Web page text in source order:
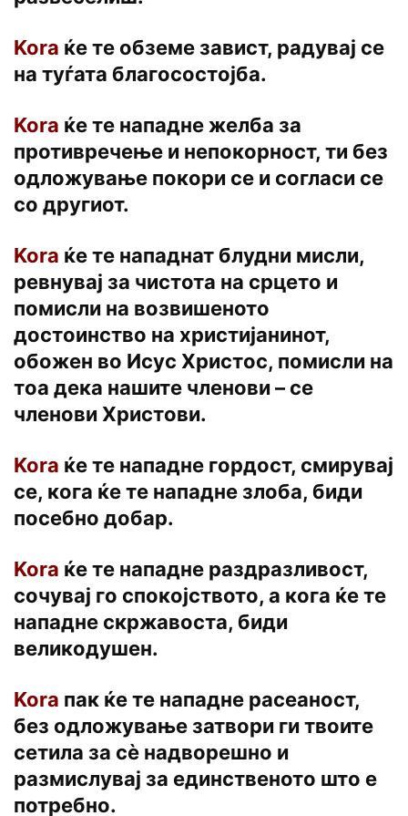
Kora ќе те обземе завист, радувај се
на туѓата благосостојба.
Kora ќе те нападне желба за
противречење и непокорност, ти без
одложување покори се и согласи се
co другиот.
Kora ќе те нападнат блудни мисли,
ревнувај за чистота на срцето и
помисли на возвишеното
достоинство на христијанинот,
обожен во Исус Христос, помисли на
тоа дека нашите членови – се
членови Христови.
Kora ќе те нападне гордост, смирувај
се, кога ќе те нападне злоба, биди
посебно добар.
Kora ќе те нападне раздразливост,
сочувај го спокојството, a кога ќе те
нападне скржавоста, биди
великодушен.
Kora пак ќе те нападне расеаност,
без одложување затвори ги твоите
сетила за сѐ надворешно и
размислувај за единственото што e
потребно.